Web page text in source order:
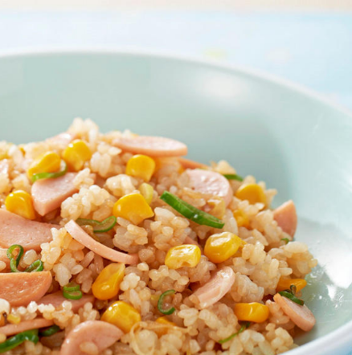
介護食
栄養・健康ケア商品
スキンケア用品
パッケージサラダ
ンツ
キユーピーとヤサ
キユーピー３分
クッキング
テレビ・ラジオ
サステナビリティ
採用情報